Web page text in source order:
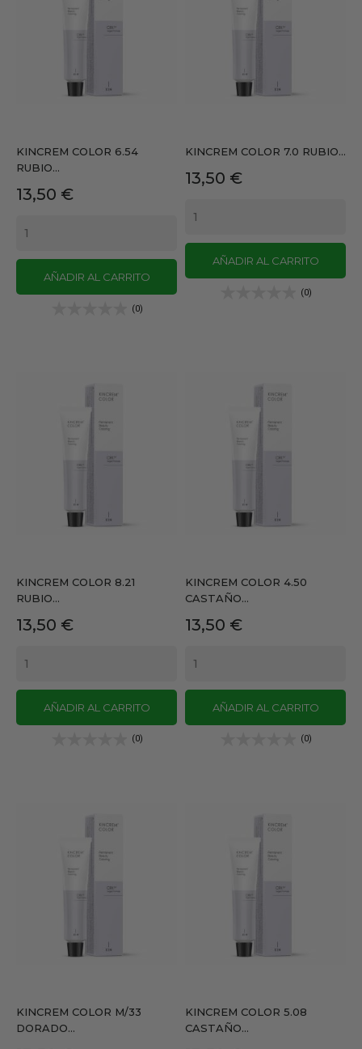
KINCREM COLOR 6.54
RUBIO...
Precio
13,50 €
AÑADIR AL CARRITO
(0)
KINCREM COLOR 7.0 RUBIO...
Precio
13,50 €
AÑADIR AL CARRITO
(0)
KINCREM COLOR 8.21
RUBIO...
Precio
13,50 €
AÑADIR AL CARRITO
(0)
KINCREM COLOR 4.50
CASTAÑO...
Precio
13,50 €
AÑADIR AL CARRITO
(0)
KINCREM COLOR M/33
DORADO...
KINCREM COLOR 5.08
CASTAÑO...